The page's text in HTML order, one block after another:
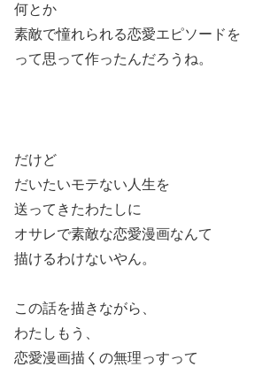
何とか
素敵で憧れられる恋愛エピソードを
って思って作ったんだろうね。
だけど
だいたいモテない人生を
送ってきたわたしに
オサレで素敵な恋愛漫画なんて
描けるわけないやん。
この話を描きながら、
わたしもう、
恋愛漫画描くの無理っすって